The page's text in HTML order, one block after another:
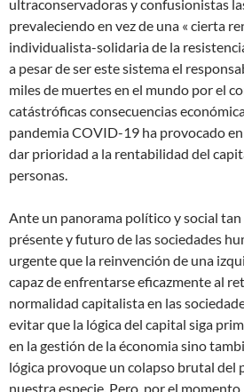
ultraconservadoras y confusionistas
prevaleciendo en vez de una « cierta
individualista-solidaria de la
a pesar de ser este sistema el
miles de muertes en el mundo por el
catástróficas consecuencias
pandemia COVID-19 ha provocado
dar prioridad a la rentabilidad del
personas.
Ante un panorama político y social tan
présente y futuro de las sociedades
urgente que la reinvención de una
capaz de enfrentarse eficazmente al
normalidad capitalista en las
evitar que la lógica del capital siga
en la gestión de la économia sino
lógica provoque un colapso brutal del
nuestra especie. Pero, por el